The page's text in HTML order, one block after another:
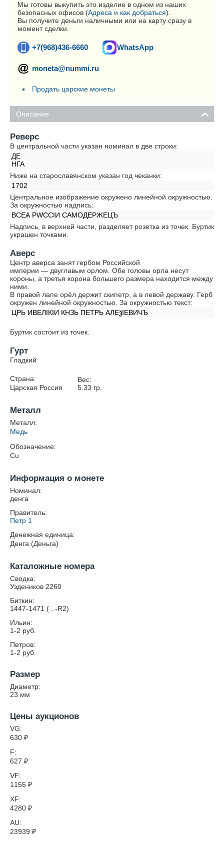
Мы готовы выкупить это изделие в одном из наших
безопасных офисов (Адреса и как добраться).
Вы получите деньги наличными или на карту сразу в
момент сделки.
+7(968)436-6660 WhatsApp
moneta@nummi.ru
Продать царские монеты
Описание
Реверс
В центральной части указан номинал в две строки:
ДЕ
НГА
Ниже на старославянском указан год чеканки:
1702
Центральное изображение окружено линейной окружностью.
За окружностью надпись:
ВСЕѦ РWССIИ САМОДЕРЖЕЦЪ
Надпись, в верхней части, разделяет розетка из точек. Буртик
украшен точками.
Аверс
Центр аверса занят гербом Российской
империи — двуглавым орлом. Обе головы орла несут
короны, а третья корона большего размера находится между
ними.
В правой лапе орёл держит скипетр, а в левой державу. Герб
окружен линейной окружностью. За окружностью текст:
ЦРЬ ИВЕЛIКIИ КНЗЬ ПЕТРЬ АЛЕѯIЕВИЧЪ
Буртик состоит из точек.
Гурт
Гладкий
Страна:
Царская Россия
Вес:
5.33 гр.
Металл
Металл:
Медь
Обозначение:
Cu
Информация о монете
Номинал:
денга
Правитель:
Петр 1
Денежная единица:
Денга (Деньга)
Каталожные номера
Сводка:
Уздеников 2260
Биткин:
1447-1471 (...-R2)
Ильин:
1-2 руб.
Петров:
1-2 руб.
Размер
Диаметр:
23 мм
Цены аукционов
VG:
630 ₽
F:
627 ₽
VF:
1155 ₽
XF:
4280 ₽
AU:
23939 ₽